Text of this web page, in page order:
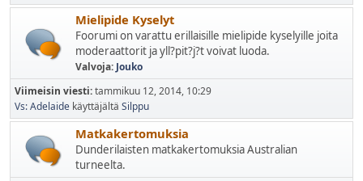
Mielipide Kyselyt
Foorumi on varattu erillaisille mielipide kyselyille joita
moderaattorit ja yll?pit?j?t voivat luoda.
Valvoja: Jouko
Viimeisin viesti:tammikuu 12, 2014, 10:29
Vs: Adelaide käyttäjältä Silppu
Matkakertomuksia
Dunderilaisten matkakertomuksia Australian
turneelta.